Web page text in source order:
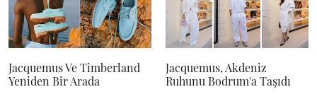
Jacquemus Ve Timberland
Yeniden Bir Arada
Jacquemus, Akdeniz
Ruhunu Bodrum'a Taşıdı